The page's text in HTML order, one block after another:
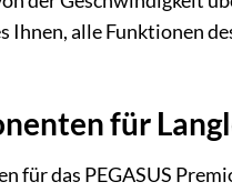
Ihnen, alle Funktionen
für
für das PEGASUS